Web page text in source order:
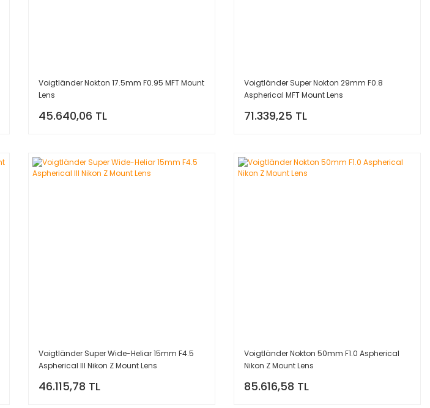
Voigtländer Nokton 17.5mm F0.95 MFT Mount
Lens
45.640,06 TL
Voigtländer Super Nokton 29mm F0.8
Aspherical MFT Mount Lens
71.339,25 TL
Voigtländer Super Wide-Heliar 15mm F4.5
Aspherical III Nikon Z Mount Lens
46.115,78 TL
Voigtländer Nokton 50mm F1.0 Aspherical
Nikon Z Mount Lens
85.616,58 TL